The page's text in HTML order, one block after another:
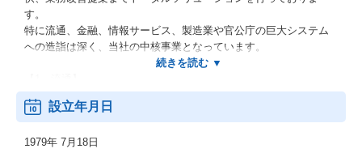
す。
特に流通、金融、情報サービス、製造業や官公庁の巨大システム
への造詣は深く、当社の中核事業となっています。
大手スーパーの大規模流通システムなど、創業以来当社が最も得
意とする分野となります。
【2．金融】
設立年月日
1979年 7月18日